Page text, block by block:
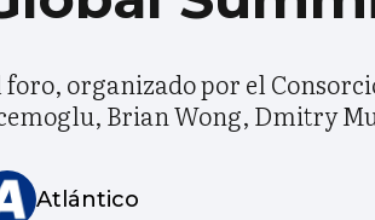
foro, organizado por el
Brian Wong, Dmitry
Atlántico